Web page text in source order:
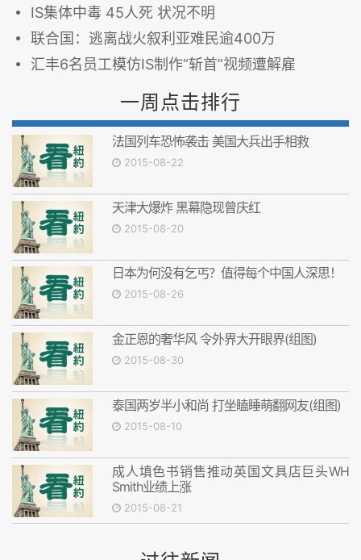
IS集体中毒 45人死 状况不明
联合国：逃离战火叙利亚难民逾400万
汇丰6名员工模仿IS制作“斩首”视频遭解雇
一周点击排行
法国列车恐怖袭击 美国大兵出手相救
2015-08-22
天津大爆炸 黑幕隐现曾庆红
2015-08-20
日本为何没有乞丐？值得每个中国人深思！
2015-08-26
金正恩的奢华风 令外界大开眼界(组图)
2015-08-30
泰国两岁半小和尚 打坐瞌睡萌翻网友(组图)
2015-08-10
成人填色书销售推动英国文具店巨头WH
Smith业绩上涨
2015-08-21